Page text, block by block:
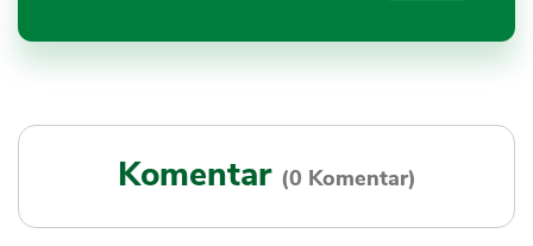
Komentar (0 Komentar)